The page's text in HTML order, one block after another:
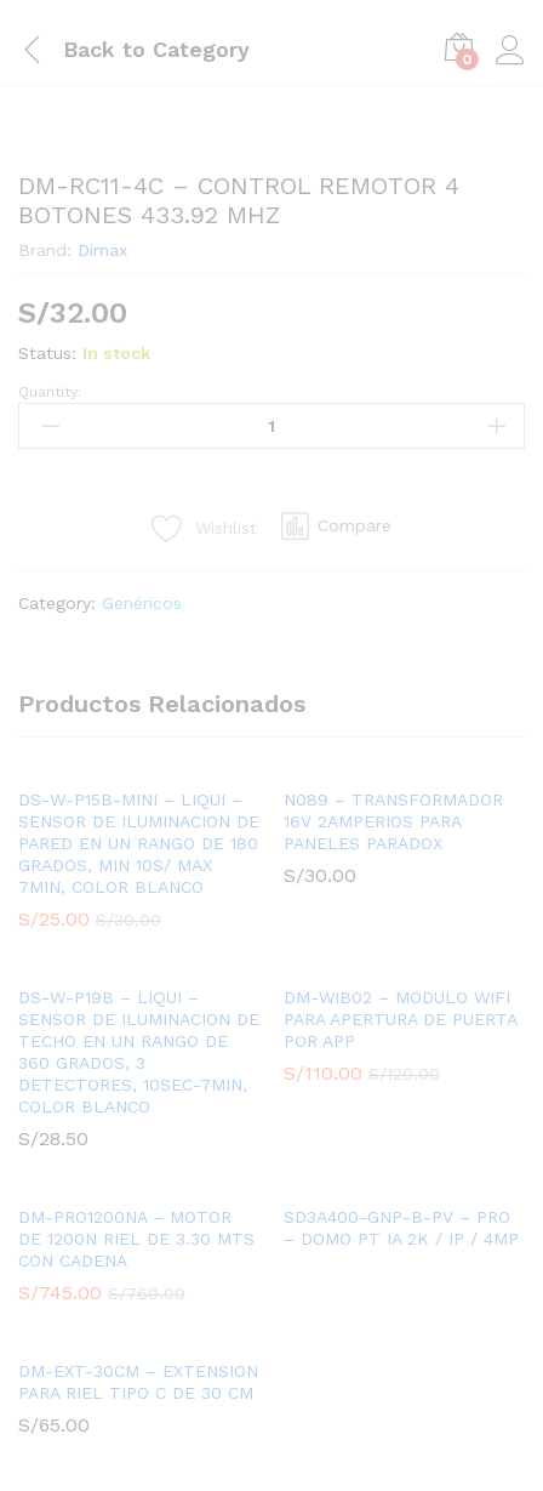
Back to Category 0
DM-RC11-4C – CONTROL REMOTOR 4
BOTONES 433.92 MHZ
Brand: Dimax
S/32.00
Status: In stock
DM-
RC11-
433.92
Quantity:
Wishlist Compare
Category: Genéricos
Productos Relacionados
DS-W-P15B-MINI – LIQUI –
SENSOR DE ILUMINACION DE
PARED EN UN RANGO DE 180
GRADOS, MIN 10S/ MAX
7MIN, COLOR BLANCO
S/25.00 S/30.00
N089 – TRANSFORMADOR
16V 2AMPERIOS PARA
PANELES PARADOX
S/30.00
DS-W-P19B – LIQUI –
SENSOR DE ILUMINACION DE
TECHO EN UN RANGO DE
360 GRADOS, 3
DETECTORES, 10SEC-7MIN,
COLOR BLANCO
S/28.50
DM-WIB02 – MODULO WIFI
PARA APERTURA DE PUERTA
POR APP
S/110.00 S/120.00
DM-PRO1200NA – MOTOR
DE 1200N RIEL DE 3.30 MTS
CON CADENA
S/745.00 S/760.00
SD3A400-GNP-B-PV – PRO
– DOMO PT IA 2K / IP / 4MP
DM-EXT-30CM – EXTENSION
PARA RIEL TIPO C DE 30 CM
S/65.00